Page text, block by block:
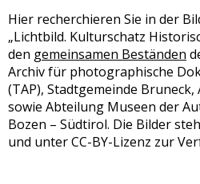
Hier recherchieren Sie in der
„Lichtbild. Kulturschatz
den gemeinsamen Beständen
Archiv für photographische
(TAP), Stadtgemeinde
sowie Abteilung Museen der
Bozen – Südtirol. Die Bilder
und unter CC-BY-Lizenz zur